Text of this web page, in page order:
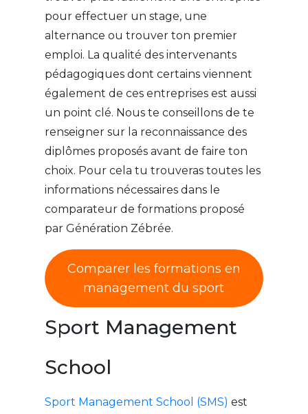
pour effectuer un stage, une
alternance ou trouver ton premier
emploi. La qualité des intervenants
pédagogiques dont certains viennent
également de ces entreprises est aussi
un point clé. Nous te conseillons de te
renseigner sur la reconnaissance des
diplômes proposés avant de faire ton
choix. Pour cela tu trouveras toutes les
informations nécessaires dans le
comparateur de formations proposé
par Génération Zébrée.
Comparer les formations en
management du sport
Sport Management
School
Sport Management School (SMS) est